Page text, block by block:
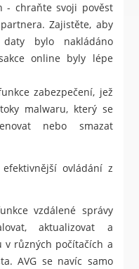
- chraňte svoji pověst
Zajistěte, aby
bylo nakládáno
online byly lépe
zabezpečení, jež
malwaru, který se
nebo smazat
ovládání z
vzdálené správy
aktualizovat a
v různých počítačích a
AVG se navíc samo